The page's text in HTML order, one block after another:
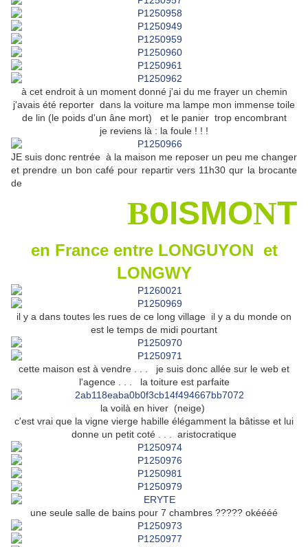
à cet endroit à un moment donné j'ai du me frayer un chemin
j'avais été reporter dans la voiture ma lampe mon immense toile
de lin (le poids d'un âne mort) et le panier trop encombrant
je reviens là : la foule ! ! !
JE suis donc rentrée à la maison me reposer un peu me changer
et prendre un bon café pour repartir vers 11h30 qur la brocante
de
BOISMONT
en France entre LONGUYON et
LONGWY
il y a dans toutes les rues de ce long village il y a du monde on
est le temps de midi pourtant
cette maison est à vendre . . . je suis donc allée sur le web et
l'agence . . . la toiture est parfaite
la voilà en hiver (neige)
c'est vrai que la vigne vierge habille élégamment la bâtisse et lui
donne un petit coté . . . aristocratique
une seule salle de bains pour 7 chambres ????? okéééé